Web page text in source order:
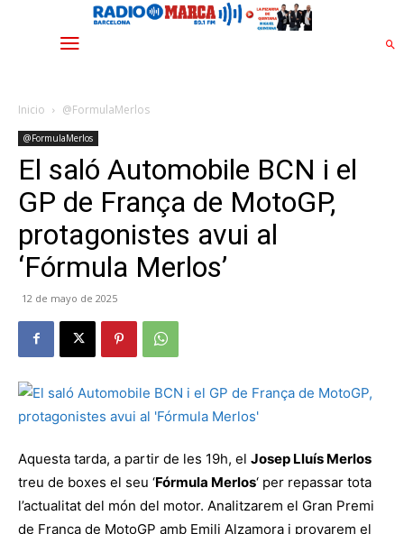
Inicio @FormulaMerlos
@FormulaMerlos
El saló Automobile BCN i el
GP de França de MotoGP,
protagonistes avui al
‘Fórmula Merlos’
12 de mayo de 2025
Aquesta tarda, a partir de les 19h, el Josep Lluís Merlos
treu de boxes el seu ‘Fórmula Merlos‘ per repassar tota
l’actualitat del món del motor. Analitzarem el Gran Premi
de França de MotoGP amb Emili Alzamora i provarem el